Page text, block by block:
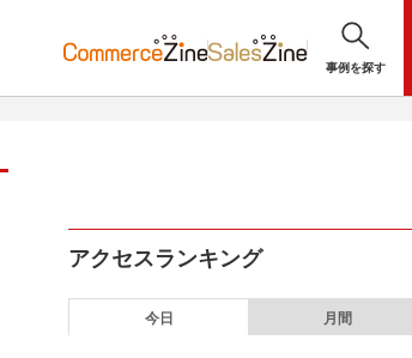
事例を探す
アクセスランキング
今日 月間